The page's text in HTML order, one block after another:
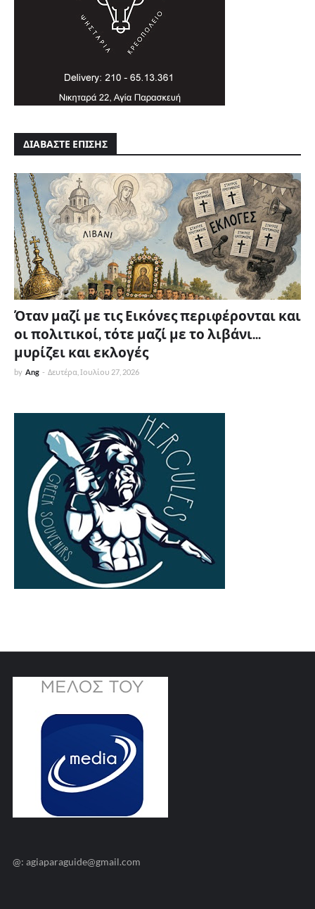
ΔΙΑΒΑΣΤΕ ΕΠΙΣΗΣ
Όταν μαζί με τις Εικόνες περιφέρονται και
οι πολιτικοί, τότε μαζί με το λιβάνι...
μυρίζει και εκλογές
by Ang - Δευτέρα, Ιουλίου 27, 2026
@: agiaparaguide@gmail.com